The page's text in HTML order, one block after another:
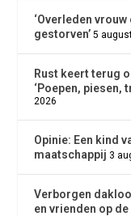
‘Overleden
gestorven’ 5
Rust keert terug
‘Poepen, piesen,
2026
Opinie: Een kind
maatschappij 3
Verborgen
en vrienden op de